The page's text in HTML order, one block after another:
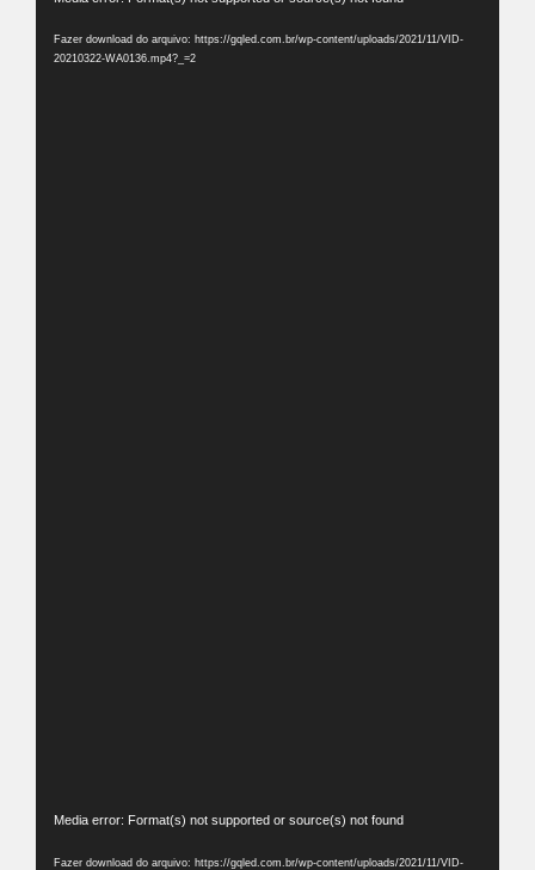
vídeo
Fazer download do arquivo: https://gqled.com.br/wp-content/uploads/2021/11/VID-
20210322-WA0136.mp4?_=2
Tocador
Media error: Format(s) not supported or source(s) not found
Fazer download do arquivo: https://gqled.com.br/wp-content/uploads/2021/11/VID-